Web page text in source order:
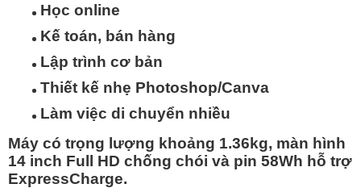
Học online
Kế toán, bán hàng
Lập trình cơ bản
Thiết kế nhẹ Photoshop/Canva
Làm việc di chuyển nhiều
Máy có trọng lượng khoảng 1.36kg, màn hình
14 inch Full HD chống chói và pin 58Wh hỗ trợ
ExpressCharge.